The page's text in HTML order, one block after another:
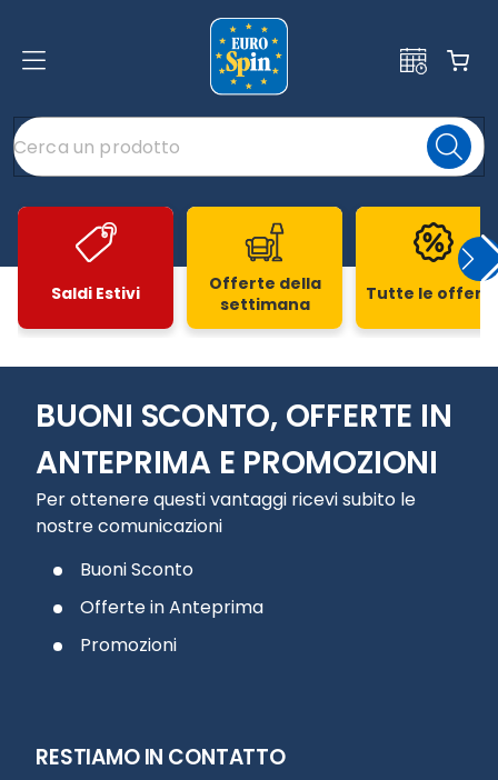
Saldi Estivi
Offerte della
settimana
Tutte le
BUONI SCONTO, OFFERTE IN
ANTEPRIMA E PROMOZIONI
Per ottenere questi vantaggi ricevi subito le
nostre comunicazioni
Buoni Sconto
Offerte in Anteprima
Promozioni
RESTIAMO IN CONTATTO